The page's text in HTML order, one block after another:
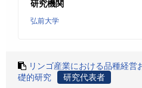
研究機関
弘前大学
リンゴ産業における品種経営
礎的研究
研究代表者